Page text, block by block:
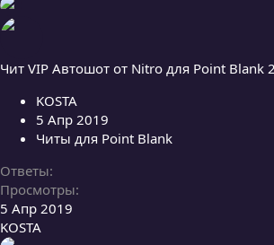
Чит VIP Автошот от Nitro для Point Blank
KOSTA
5 Апр 2019
Читы для Point Blank
Ответы
Просмотры
5 Апр 2019
KOSTA